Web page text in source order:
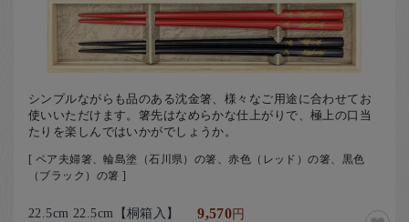
シンプルながらも品のある沈金箸、様々なご用途に合わせてお
使いいただけます。箸先はなめらかな仕上がりで、極上の口当
たりを楽しんではいかがでしょうか。
[ ペア夫婦箸、輪島塗（石川県）の箸、赤色（レッド）の箸、黒色
（ブラック）の箸 ]
22.5cm 22.5cm【桐箱入】 9,570円